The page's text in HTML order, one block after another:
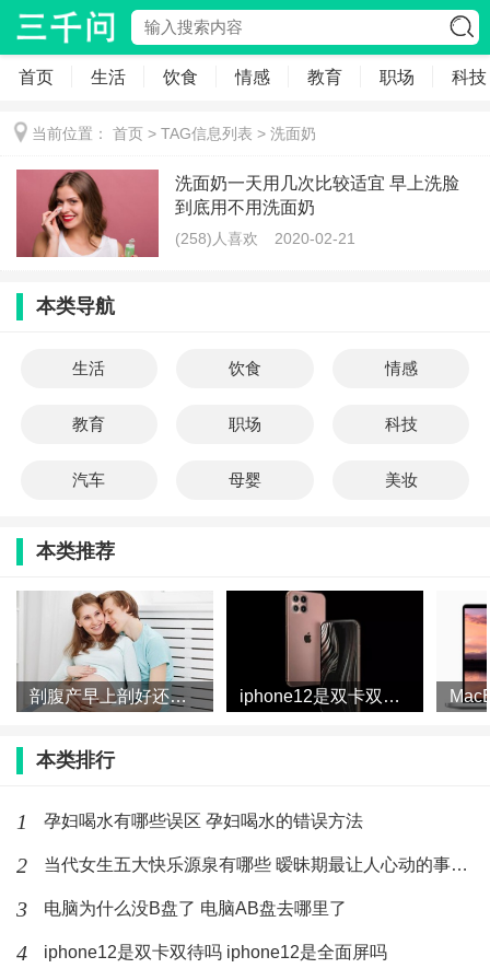
首页 生活 饮食 情感 教育 职场 科技
当前位置： 首页 > TAG信息列表 > 洗面奶
洗面奶一天用几次比较适宜 早上洗脸
到底用不用洗面奶
(258)人喜欢 2020-02-21
本类导航
生活 饮食 情感
教育 职场 科技
汽车 母婴 美妆
本类推荐
剖腹产早上剖好还是下午剖好 剖腹产一天中什么时间最好 iphone12是双卡双待吗 iphone12是全面屏吗
本类排行
1 孕妇喝水有哪些误区 孕妇喝水的错误方法
2 当代女生五大快乐源泉有哪些 暧昧期最让人心动的事有哪些
3 电脑为什么没B盘了 电脑AB盘去哪里了
4 iphone12是双卡双待吗 iphone12是全面屏吗